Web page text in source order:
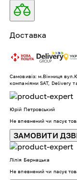
Доставка
Самовивіз: м.Вінниця
компаніями SAT, Delivery
Юрій Петровський
Не впевнений чи пасує
ЗАМОВИТИ
Лілія Бернацька
Не впевнений чи пасує